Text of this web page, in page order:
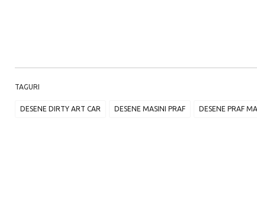
TAGURI
DESENE DIRTY ART CAR DESENE MASINI PRAF DESENE PRAF